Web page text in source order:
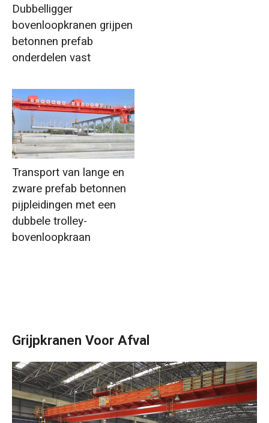
Dubbelligger
bovenloopkranen grijpen
betonnen prefab
onderdelen vast
Transport van lange en
zware prefab betonnen
pijpleidingen met een
dubbele trolley-
bovenloopkraan
Grijpkranen Voor Afval